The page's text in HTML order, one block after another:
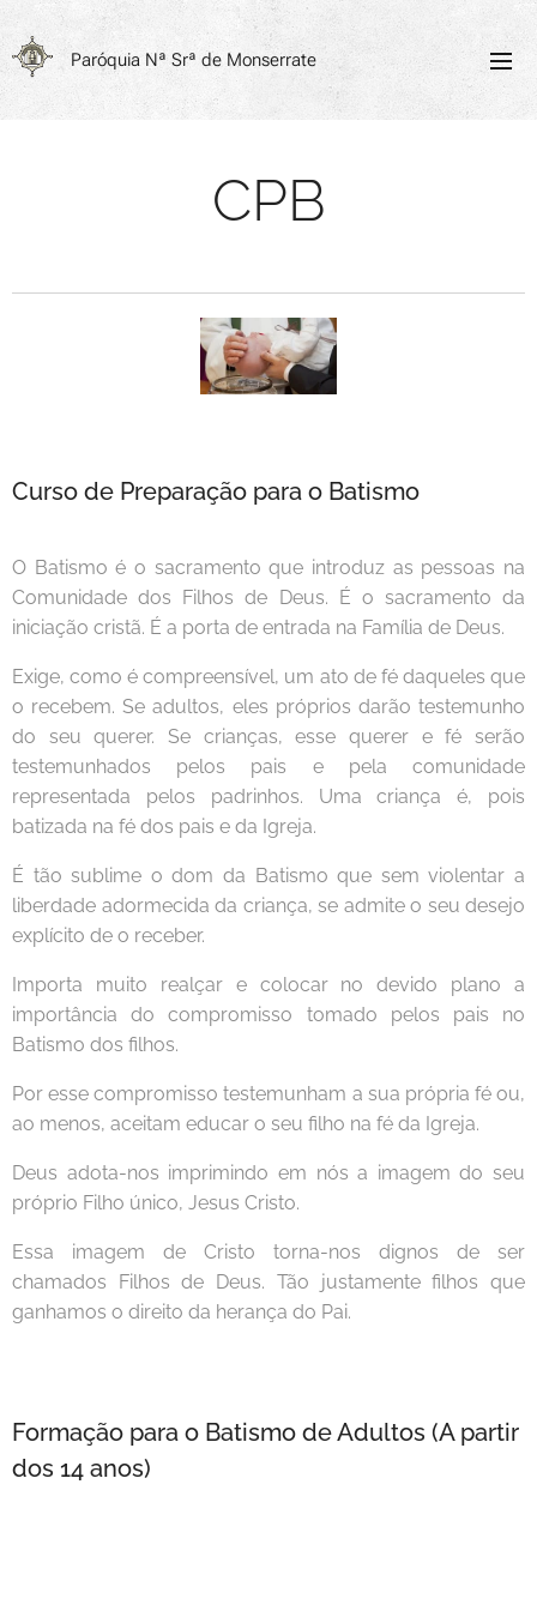
Paróquia Nª Srª de Monserrate
CPB
Curso de Preparação para o Batismo
O Batismo é o sacramento que introduz as pessoas na
Comunidade dos Filhos de Deus. É o sacramento da
iniciação cristã. É a porta de entrada na Família de Deus.
Exige, como é compreensível, um ato de fé daqueles que
o recebem. Se adultos, eles próprios darão testemunho
do seu querer. Se crianças, esse querer e fé serão
testemunhados pelos pais e pela comunidade
representada pelos padrinhos. Uma criança é, pois
batizada na fé dos pais e da Igreja.
É tão sublime o dom da Batismo que sem violentar a
liberdade adormecida da criança, se admite o seu desejo
explícito de o receber.
Importa muito realçar e colocar no devido plano a
importância do compromisso tomado pelos pais no
Batismo dos filhos.
Por esse compromisso testemunham a sua própria fé ou,
ao menos, aceitam educar o seu filho na fé da Igreja.
Deus adota-nos imprimindo em nós a imagem do seu
próprio Filho único, Jesus Cristo.
Essa imagem de Cristo torna-nos dignos de ser
chamados Filhos de Deus. Tão justamente filhos que
ganhamos o direito da herança do Pai.
Formação para o Batismo de Adultos (A partir
dos 14 anos)